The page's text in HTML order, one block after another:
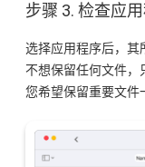
步骤 3. 检查应
选择应用程序后，其
不想保留任何文件，
您希望保留重要文件